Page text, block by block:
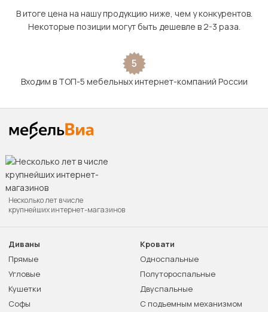
В итоге цена на нашу продукцию ниже, чем у конкурентов.
Некоторые позиции могут быть дешевле в 2-3 раза.
5
Входим в ТОП-5 мебельных интернет-компаний России
Несколько лет в числе
крупнейших интернет-магазинов
Диваны
Прямые
Угловые
Кушетки
Софы
Кровати
Односпальные
Полутороспальные
Двуспальные
С подъемным механизмом